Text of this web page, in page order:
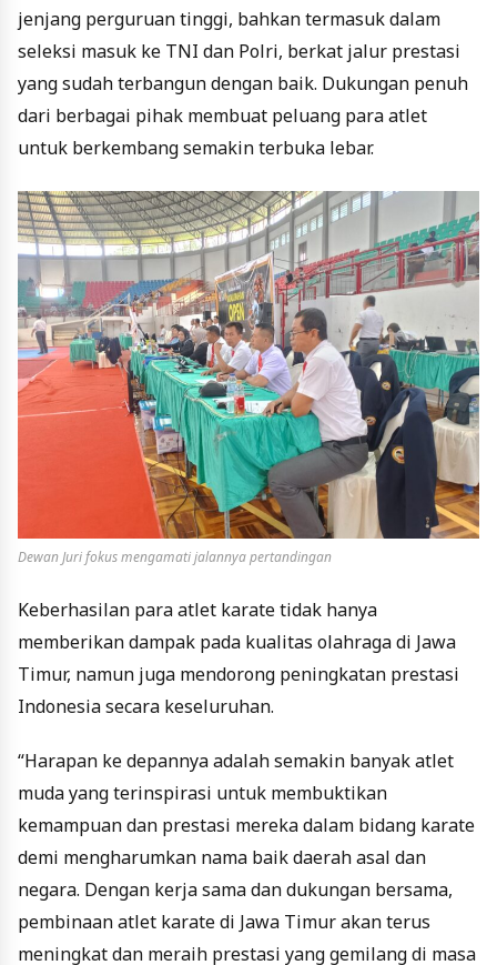
jenjang perguruan tinggi, bahkan termasuk dalam
seleksi masuk ke TNI dan Polri, berkat jalur prestasi
yang sudah terbangun dengan baik. Dukungan penuh
dari berbagai pihak membuat peluang para atlet
untuk berkembang semakin terbuka lebar.
Dewan Juri fokus mengamati jalannya pertandingan
Keberhasilan para atlet karate tidak hanya
memberikan dampak pada kualitas olahraga di Jawa
Timur, namun juga mendorong peningkatan prestasi
Indonesia secara keseluruhan.
“Harapan ke depannya adalah semakin banyak atlet
muda yang terinspirasi untuk membuktikan
kemampuan dan prestasi mereka dalam bidang karate
demi mengharumkan nama baik daerah asal dan
negara. Dengan kerja sama dan dukungan bersama,
pembinaan atlet karate di Jawa Timur akan terus
meningkat dan meraih prestasi yang gemilang di masa